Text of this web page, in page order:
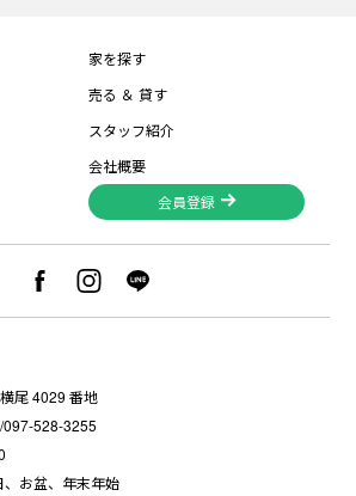
尾 4029 番地
528-3255
お盆、年末年始
家を探す
売る ＆ 貸す
スタッフ紹介
会社概要
会員登録